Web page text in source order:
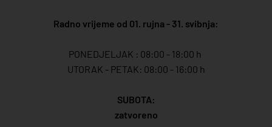
Radno vrijeme od 01. rujna - 31. svibnja:
PONEDJELJAK : 08:00 - 18:00 h
UTORAK - PETAK: 08:00 - 16:00 h
SUBOTA:
zatvoreno